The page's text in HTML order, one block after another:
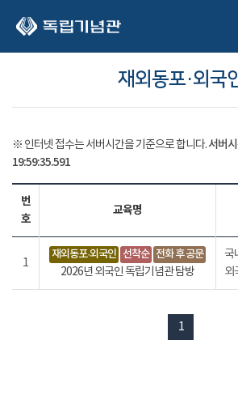
재외동포·외국
※ 인터넷 접수는 서버시간을 기준으로 합니다.서버
19:59:36.602
번
호
교육명
1
재외동포·외국인 선착순 전화 후 공문
2026년 외국인 독립기념관 탐방
국
외
1